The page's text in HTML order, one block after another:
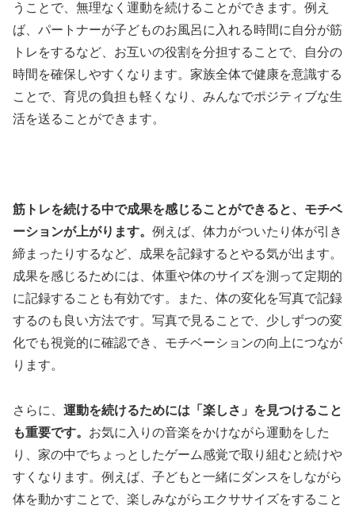
うことで、無理なく運動を続けることができます。例え
ば、パートナーが子どものお風呂に入れる時間に自分が筋
トレをするなど、お互いの役割を分担することで、自分の
時間を確保しやすくなります。家族全体で健康を意識する
ことで、育児の負担も軽くなり、みんなでポジティブな生
活を送ることができます。
筋トレを続ける中で成果を感じることができると、モチベ
ーションが上がります。 例えば、体力がついたり体が引き
締まったりするなど、成果を記録するとやる気が出ます。
成果を感じるためには、体重や体のサイズを測って定期的
に記録することも有効です。また、体の変化を写真で記録
するのも良い方法です。写真で見ることで、少しずつの変
化でも視覚的に確認でき、モチベーションの向上につなが
ります。
さらに、 運動を続けるためには「楽しさ」を見つけること
も重要です。 お気に入りの音楽をかけながら運動をした
り、家の中でちょっとしたゲーム感覚で取り組むと続けや
すくなります。例えば、子どもと一緒にダンスをしながら
体を動かすことで、楽しみながらエクササイズをすること